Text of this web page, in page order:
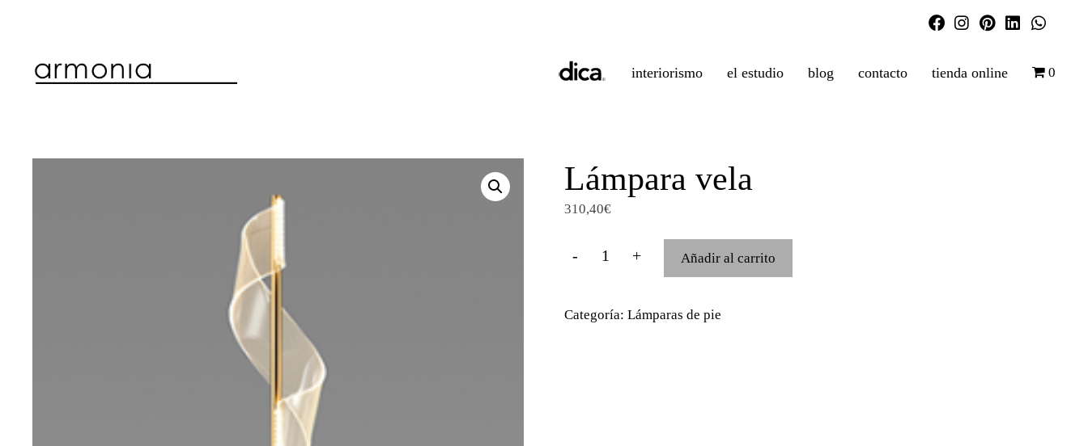
interiorismo el estudio blog contacto tienda online 0
Lámpara vela
310,40€
- 1 + Añadir al carrito
Categoría:Lámparas de pie